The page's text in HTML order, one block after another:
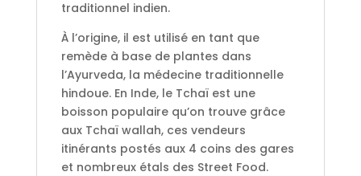
traditionnel indien.
À l’origine, il est utilisé en tant que
remède à base de plantes dans
l’Ayurveda, la médecine traditionnelle
hindoue. En Inde, le Tchaï est une
boisson populaire qu’on trouve grâce
aux Tchaï wallah, ces vendeurs
itinérants postés aux 4 coins des gares
et nombreux étals des Street Food.